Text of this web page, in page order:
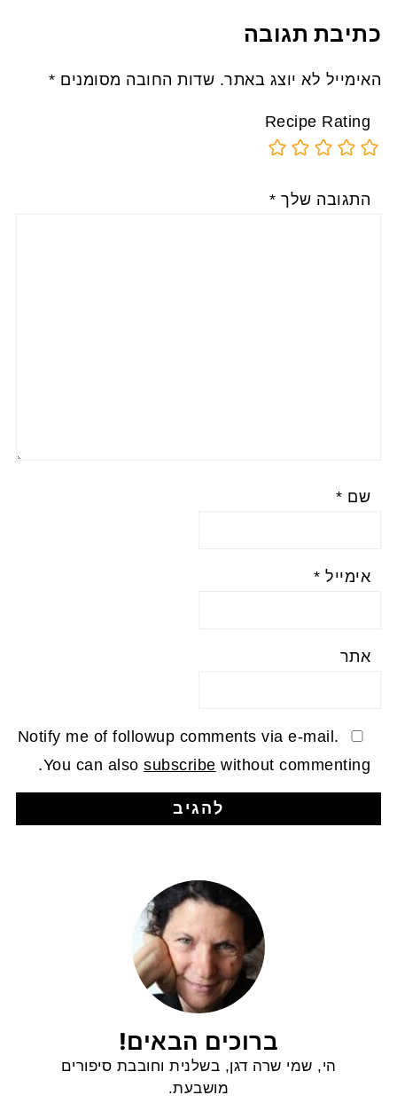
כתיבת תגובה
האימייל לא יוצג באתר. שדות החובה מסומנים *
Recipe Rating
התגובה שלך *
שם *
אימייל *
אתר
Notify me of followup comments via e-mail.
You can alsosubscribe without commenting.
ברוכים הבאים!
הי, שמי שרה דגן, בשלנית וחובבת סיפורים
מושבעת.